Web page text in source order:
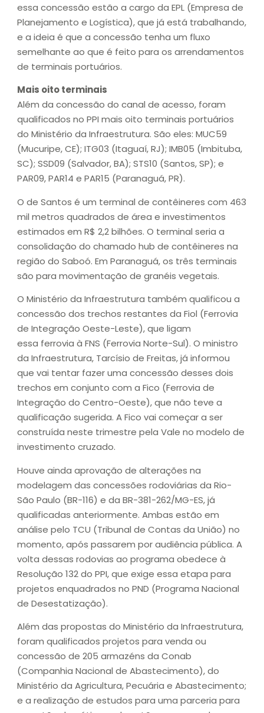
essa concessão estão a cargo da EPL (Empresa de
Planejamento e Logística), que já está trabalhando,
e a ideia é que a concessão tenha um fluxo
semelhante ao que é feito para os arrendamentos
de terminais portuários.
Mais oito terminais
Além da concessão do canal de acesso, foram
qualificados no PPI mais oito terminais portuários
do Ministério da Infraestrutura. São eles: MUC59
(Mucuripe, CE); ITG03 (Itaguaí, RJ); IMB05 (Imbituba,
SC); SSD09 (Salvador, BA); STS10 (Santos, SP); e
PAR09, PAR14 e PAR15 (Paranaguá, PR).
O de Santos é um terminal de contêineres com 463
mil metros quadrados de área e investimentos
estimados em R$ 2,2 bilhões. O terminal seria a
consolidação do chamado hub de contêineres na
região do Saboó. Em Paranaguá, os três terminais
são para movimentação de granéis vegetais.
O Ministério da Infraestrutura também qualificou a
concessão dos trechos restantes da Fiol (Ferrovia
de Integração Oeste-Leste), que ligam
essa ferrovia à FNS (Ferrovia Norte-Sul). O ministro
da Infraestrutura, Tarcísio de Freitas, já informou
que vai tentar fazer uma concessão desses dois
trechos em conjunto com a Fico (Ferrovia de
Integração do Centro-Oeste), que não teve a
qualificação sugerida. A Fico vai começar a ser
construída neste trimestre pela Vale no modelo de
investimento cruzado.
Houve ainda aprovação de alterações na
modelagem das concessões rodoviárias da Rio-
São Paulo (BR-116) e da BR-381-262/MG-ES, já
qualificadas anteriormente. Ambas estão em
análise pelo TCU (Tribunal de Contas da União) no
momento, após passarem por audiência pública. A
volta dessas rodovias ao programa obedece à
Resolução 132 do PPI, que exige essa etapa para
projetos enquadrados no PND (Programa Nacional
de Desestatização).
Além das propostas do Ministério da Infraestrutura,
foram qualificados projetos para venda ou
concessão de 205 armazéns da Conab
(Companhia Nacional de Abastecimento), do
Ministério da Agricultura, Pecuária e Abastecimento;
e a realização de estudos para uma parceria para